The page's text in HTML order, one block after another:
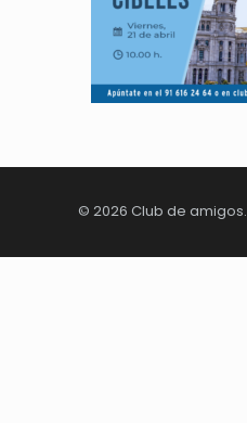
© 2026 Club de amigos.